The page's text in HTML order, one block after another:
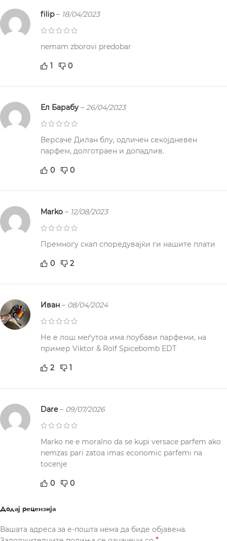
filip– 18/04/2023
nemam zborovi predobar
1 0
Ел Барабу– 26/04/2023
Версаче Дилан блу, одличен секојдневен
парфем, долготраен и допадлив.
0 0
Marko – 12/08/2023
Премногу скап споредувајќи ги нашите плати
0 2
Иван – 08/04/2024
Не е лош меѓутоа има поубави парфеми, на
пример Viktor & Rolf Spicebomb EDT
2 1
Dare– 09/07/2026
Marko ne e moralno da se kupi versace parfem ako
nemzas pari zatoa imas economic parfemi na
tocenje
0 0
Додај рецензија
Вашата адреса за е-пошта нема да биде објавена.